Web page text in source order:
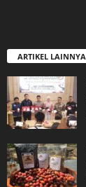
ARTIKEL LAINNYA